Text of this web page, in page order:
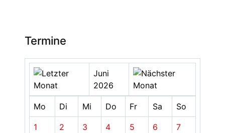
Termine
Juni
2026
Mo Di Mi Do Fr Sa So
1 2 3 4 5 6 7